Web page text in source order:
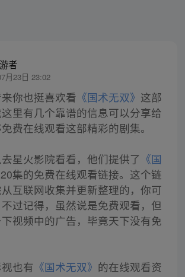
者
月23日 23:02
你也挺喜欢看 《国术无双》 这部
里有几个靠谱的信息可以分享给
费在线观看这部精彩的剧集。
星火影院看看，他们提供了 《国
集的免费在线观看链接。这个链
互联网收集并更新整理的，你可
过记得，虽然说是免费观看，但
视频中的广告，毕竟天下没有免
也有 《国术无双》 的在线观看资